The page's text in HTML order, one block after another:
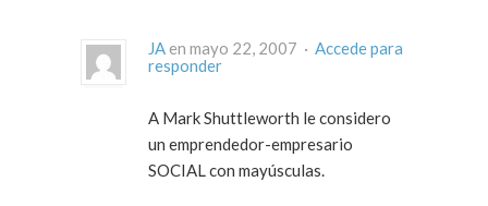
JA en mayo 22, 2007 · Accede para
responder
A Mark Shuttleworth le considero
un emprendedor-empresario
SOCIAL con mayúsculas.